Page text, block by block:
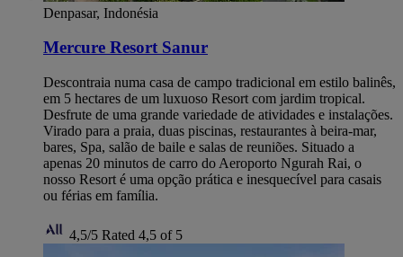
Denpasar, Indonésia
Mercure Resort Sanur
Descontraia numa casa de campo tradicional em estilo balinês,
em 5 hectares de um luxuoso Resort com jardim tropical.
Desfrute de uma grande variedade de atividades e instalações.
Virado para a praia, duas piscinas, restaurantes à beira-mar,
bares, Spa, salão de baile e salas de reuniões. Situado a
apenas 20 minutos de carro do Aeroporto Ngurah Rai, o
nosso Resort é uma opção prática e inesquecível para casais
ou férias em família.
4,5/5 Rated 4,5 of 5